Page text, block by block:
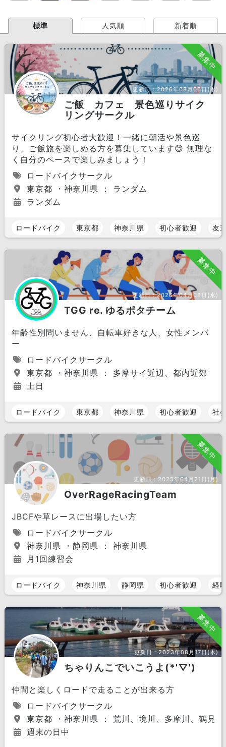
標準 人気順 新着順
募集中
更新日：2026年08月06日(木)
ご飯 カフェ 景色巡りサイク
リングサークル
サイクリング初心者大歓迎！一緒に朝活や景色巡
り、ご飯旅を楽しめる方を募集しています😊 無理な
く自分のペースで楽しみましょう！
ロードバイクサークル
東京都 ・神奈川県 ： ランダム
ランダム
ロードバイク 東京都 神奈川県 初心者歓迎 友
募集中
更新日：2026年04月08日(水)
TGG re. ゆるポタチーム
年齢性別問いません、自転車好きな人、女性メンバ
ー
ロードバイクサークル
東京都 ・神奈川県 ： 多摩サイ近辺、都内近郊
土日
ロードバイク 東京都 神奈川県 初心者歓迎 社
募集中
更新日： 2025年04月21日(月)
OverRageRacingTeam
JBCFや草レースに出場したい方
ロードバイクサークル
神奈川県 ・静岡県 ： 神奈川県
月1回練習会
ロードバイク 神奈川県 静岡県 初心者歓迎 経
募集中
更新日：2023年08月17日(木)
ちゃりんこでいこうよ(*'▽')
仲間と楽しくロードで走ることが出来る方
ロードバイクサークル
東京都 ・神奈川県 ： 荒川、境川、多摩川、鶴見
週末の日中